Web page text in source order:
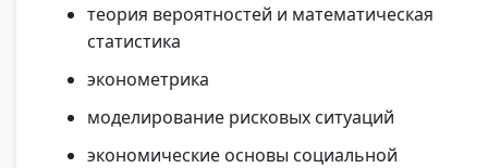
теория вероятностей и математическая
статистика
эконометрика
моделирование рисковых ситуаций
экономические основы социальной